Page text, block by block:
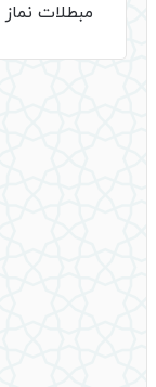
مبطلات نماز